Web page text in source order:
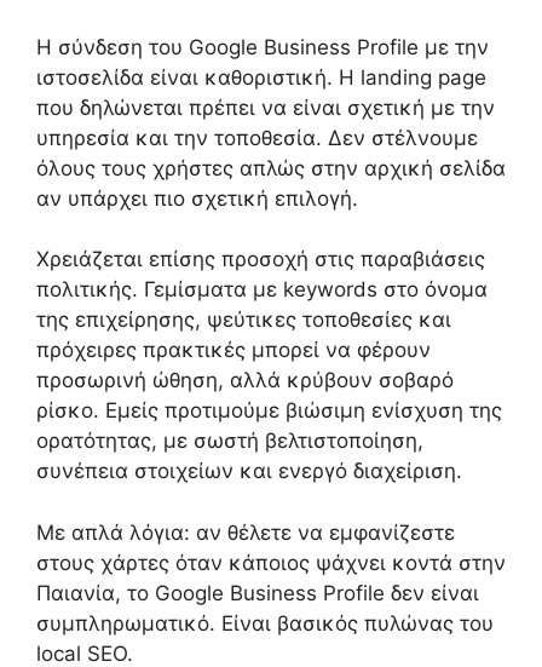
Η σύνδεση του Google Business Profile με την
ιστοσελίδα είναι καθοριστική. Η landing page
που δηλώνεται πρέπει να είναι σχετική με την
υπηρεσία και την τοποθεσία. Δεν στέλνουμε
όλους τους χρήστες απλώς στην αρχική σελίδα
αν υπάρχει πιο σχετική επιλογή.
Χρειάζεται επίσης προσοχή στις παραβιάσεις
πολιτικής. Γεμίσματα με keywords στο όνομα
της επιχείρησης, ψεύτικες τοποθεσίες και
πρόχειρες πρακτικές μπορεί να φέρουν
προσωρινή ώθηση, αλλά κρύβουν σοβαρό
ρίσκο. Εμείς προτιμούμε βιώσιμη ενίσχυση της
ορατότητας, με σωστή βελτιστοποίηση,
συνέπεια στοιχείων και ενεργό διαχείριση.
Με απλά λόγια: αν θέλετε να εμφανίζεστε
στους χάρτες όταν κάποιος ψάχνει κοντά στην
Παιανία, το Google Business Profile δεν είναι
συμπληρωματικό. Είναι βασικός πυλώνας του
local SEO.